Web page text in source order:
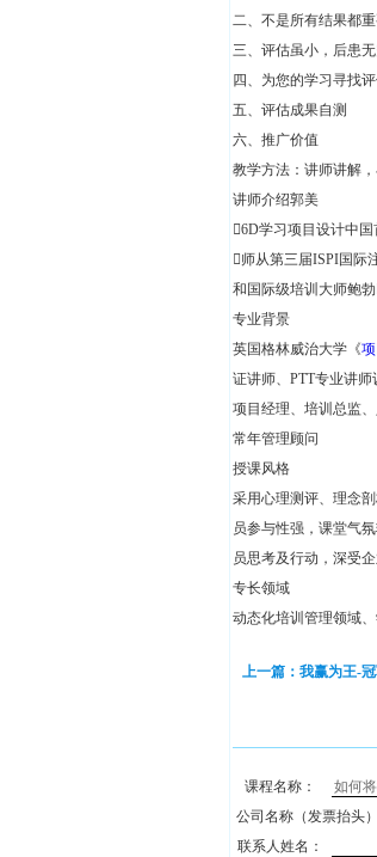
二、不是所有结果都
三、评估虽小，后患
四、为您的学习寻找
五、评估成果自测
六、推广价值
教学方法：讲师讲解
讲师介绍郭美
6D学习项目设计中
师从第三届ISPI国际
和国际级培训大师鲍
专业背景
英国格林威治大学《
证讲师、PTT专业讲
项目经理、培训总监
常年管理顾问
授课风格
采用心理测评、理念
员参与性强，课堂气
员思考及行动，深受
专长领域
动态化培训管理领域
上一篇：我赢为王-
课程名称：
公司名称（发票抬头）
联系人姓名：